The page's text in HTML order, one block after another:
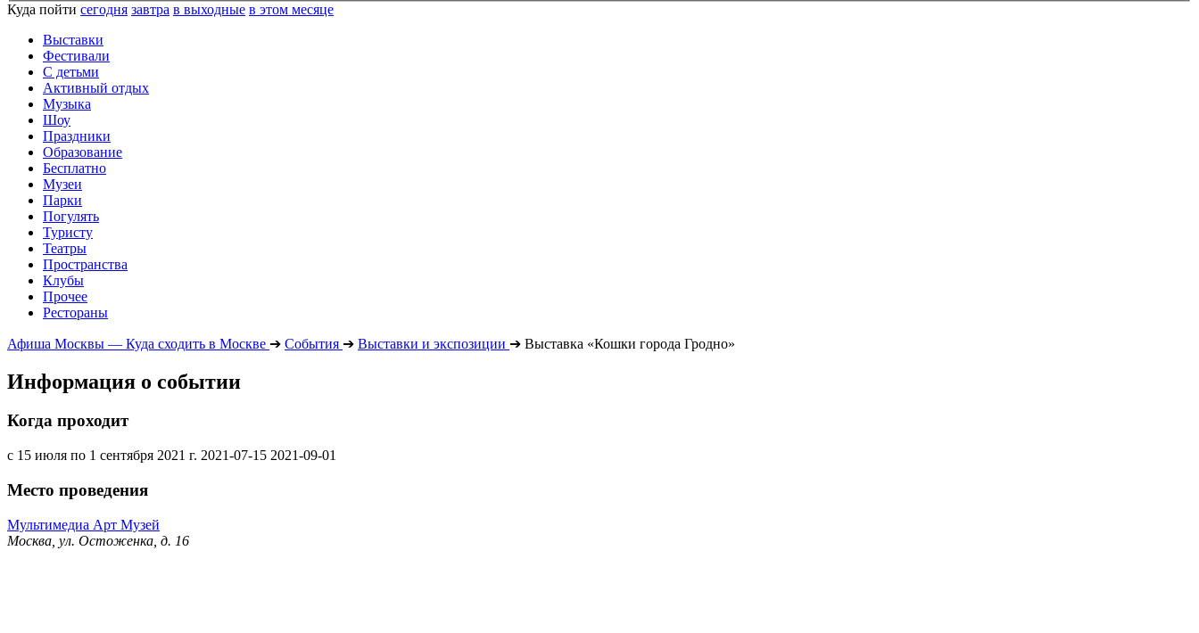
Куда пойти сегодня завтра в выходные в этом месяце
Выставки
Фестивали
С детьми
Активный отдых
Музыка
Шоу
Праздники
Образование
Бесплатно
Музеи
Парки
Погулять
Туристу
Театры
Пространства
Клубы
Прочее
Рестораны
Афиша Москвы — Куда сходить в Москве ➔ События ➔ Выставки и экспозиции ➔ Выставка «Кошки города Гродно»
Информация о событии
Когда проходит
с 15 июля по 1 сентября 2021 г. 2021-07-15 2021-09-01
Место проведения
Мультимедиа Арт Музей
Москва, ул. Остоженка, д. 16